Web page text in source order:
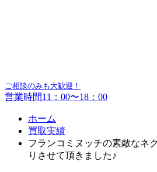
ご相談のみも大歓迎！
営業時間11：00〜18：00
ホーム
買取実績
フランコミヌッチの素敵なネ
りさせて頂きました♪